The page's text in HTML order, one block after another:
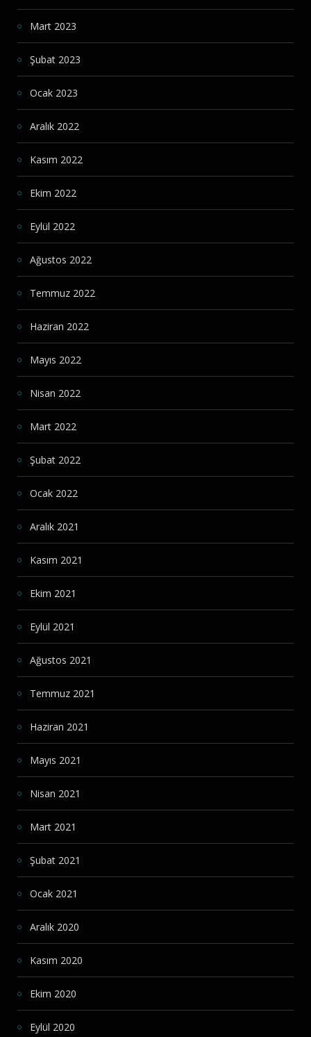
Mart 2023
Şubat 2023
Ocak 2023
Aralık 2022
Kasım 2022
Ekim 2022
Eylül 2022
Ağustos 2022
Temmuz 2022
Haziran 2022
Mayıs 2022
Nisan 2022
Mart 2022
Şubat 2022
Ocak 2022
Aralık 2021
Kasım 2021
Ekim 2021
Eylül 2021
Ağustos 2021
Temmuz 2021
Haziran 2021
Mayıs 2021
Nisan 2021
Mart 2021
Şubat 2021
Ocak 2021
Aralık 2020
Kasım 2020
Ekim 2020
Eylül 2020